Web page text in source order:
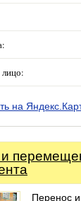
на
Перенос и